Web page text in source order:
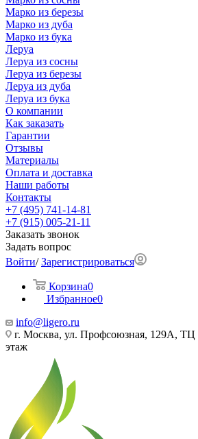
Марко из березы
Марко из дуба
Марко из бука
Леруа
Леруа из сосны
Леруа из березы
Леруа из дуба
Леруа из бука
О компании
Как заказать
Гарантии
Отзывы
Материалы
Оплата и доставка
Наши работы
Контакты
+7 (495) 741-14-81
+7 (915) 005-21-11
Заказать звонок
Задать вопрос
Войти/Зарегистрироваться
Корзина0
Избранное0
info@ligero.ru
г. Москва, ул. Профсоюзная, 129А,
этаж